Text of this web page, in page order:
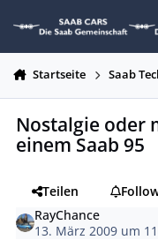
Startseite Saab
Nostalgie oder
einem Saab 95
Teilen
RayChance
13. März 2009 um